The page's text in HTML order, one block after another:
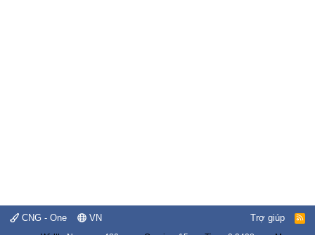
CNG - One VN Trợ giúp
R